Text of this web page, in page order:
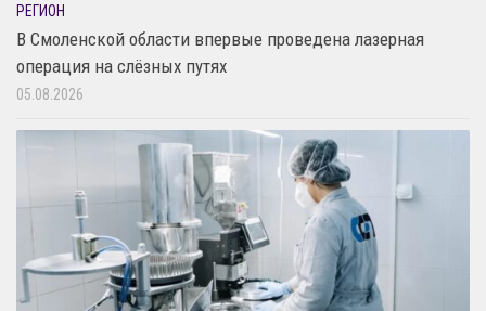
РЕГИОН
В Смоленской области впервые проведена лазерная
операция на слёзных путях
05.08.2026